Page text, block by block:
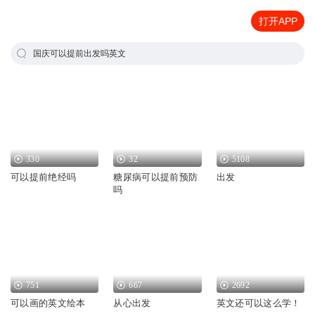
打开APP
国庆可以提前出发吗英文
330
可以提前绝经吗
32
糖尿病可以提前预防
吗
5108
出发
751
可以画的英文绘本
667
从心出发
2692
英文还可以这么学！